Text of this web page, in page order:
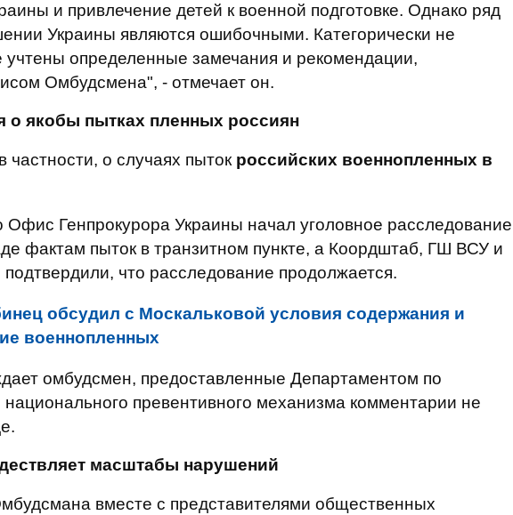
и привлечение детей к военной подготовке. Однако ряд
Украины являются ошибочными. Категорически не
учтены определенные замечания и рекомендации,
Омбудсмена", - отмечает он.
о якобы пытках пленных россиян
частности, о случаях пыток российских военнопленных в
Офис Генпрокурора Украины начал уголовное расследование
фактам пыток в транзитном пункте, а Коордштаб, ГШ ВСУ и
что расследование продолжается.
обсудил с Москальковой условия содержания и
военнопленных
омбудсмен, предоставленные Департаментом по
превентивного механизма комментарии не
масштабы нарушений
вместе с представителями общественных